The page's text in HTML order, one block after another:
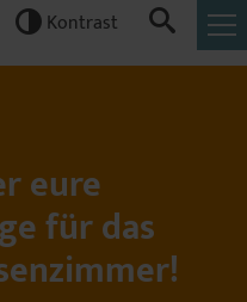
 Kontrast 
eure
für das